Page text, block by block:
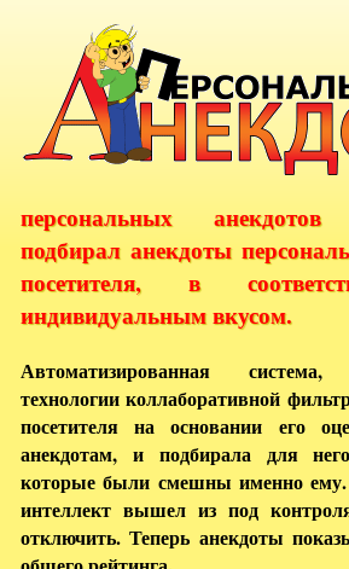
персональных анекдотов
подбирал анекдоты
посетителя, в
индивидуальным вкусом.
Автоматизированная
технологии коллаборативной
посетителя на основании его
анекдотам, и подбирала для
которые были смешны именно
интеллект вышел из под
отключить. Теперь анекдоты